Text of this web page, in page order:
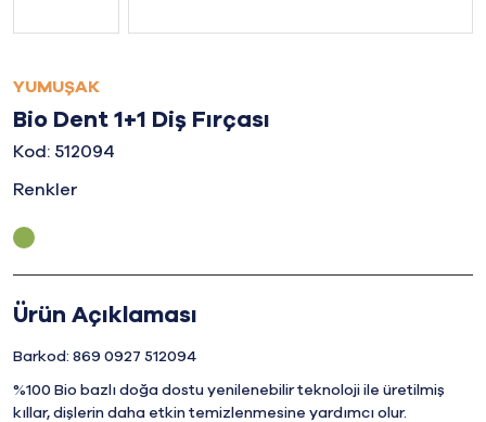
YUMUŞAK
Bio Dent 1+1 Diş Fırçası
Kod: 512094
Renkler
Ürün Açıklaması
Barkod: 869 0927 512094
%100 Bio bazlı doğa dostu yenilenebilir teknoloji ile üretilmiş
kıllar, dişlerin daha etkin temizlenmesine yardımcı olur.